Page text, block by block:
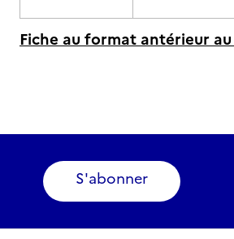
Fiche au format antérieur au
S'abonner